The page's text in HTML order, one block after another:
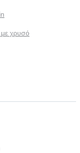
με χρυσό